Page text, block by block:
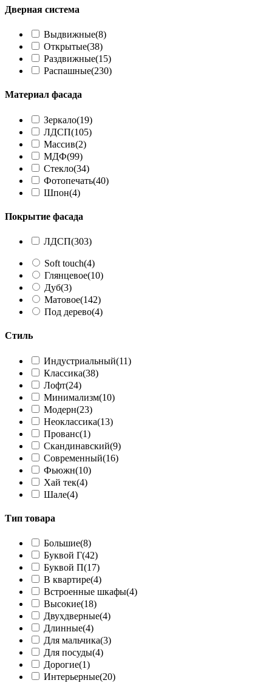
Дверная система
Выдвижные(8)
Открытые(38)
Раздвижные(15)
Распашные(230)
Материал фасада
Зеркало(19)
ЛДСП(105)
Массив(2)
МДФ(99)
Стекло(34)
Фотопечать(40)
Шпон(4)
Покрытие фасада
ЛДСП(303)
Soft touch(4)
Глянцевое(10)
Дуб(3)
Матовое(142)
Под дерево(4)
Стиль
Индустриальный(11)
Классика(38)
Лофт(24)
Минимализм(10)
Модерн(23)
Неоклассика(13)
Прованс(1)
Скандинавский(9)
Современный(16)
Фьюжн(10)
Хай тек(4)
Шале(4)
Тип товара
Большие(8)
Буквой Г(42)
Буквой П(17)
В квартире(4)
Встроенные шкафы(4)
Высокие(18)
Двухдверные(4)
Длинные(4)
Для мальчика(3)
Для посуды(4)
Дорогие(1)
Интерьерные(20)